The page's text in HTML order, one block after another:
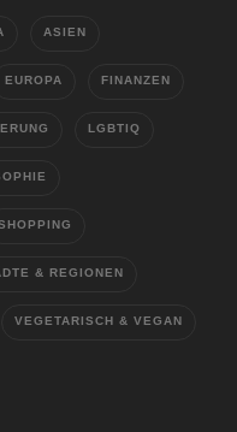
ASIEN
EUROPA FINANZEN
LGBTIQ
& REGIONEN
VEGETARISCH & VEGAN